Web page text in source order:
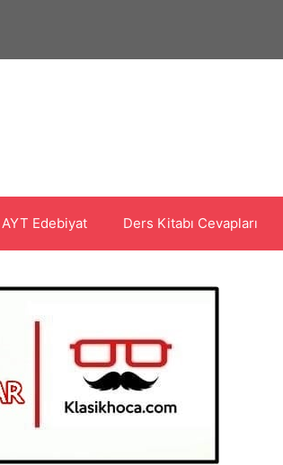
AYT Edebiyat Ders Kitabı Cevapları